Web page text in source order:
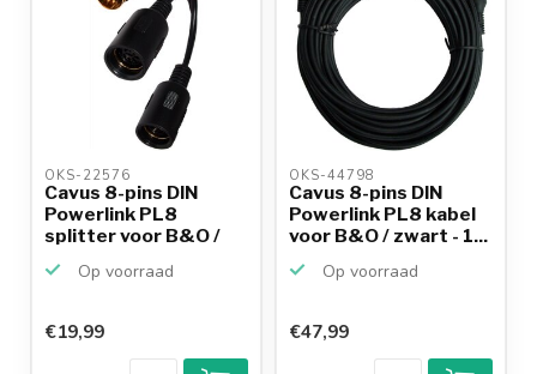
OKS-22576
Cavus 8-pins DIN
Powerlink PL8
splitter voor B&O /
Op voorraad
€19,99
OKS-44798
Cavus 8-pins DIN
Powerlink PL8 kabel
voor B&O / zwart - 1...
Op voorraad
€47,99